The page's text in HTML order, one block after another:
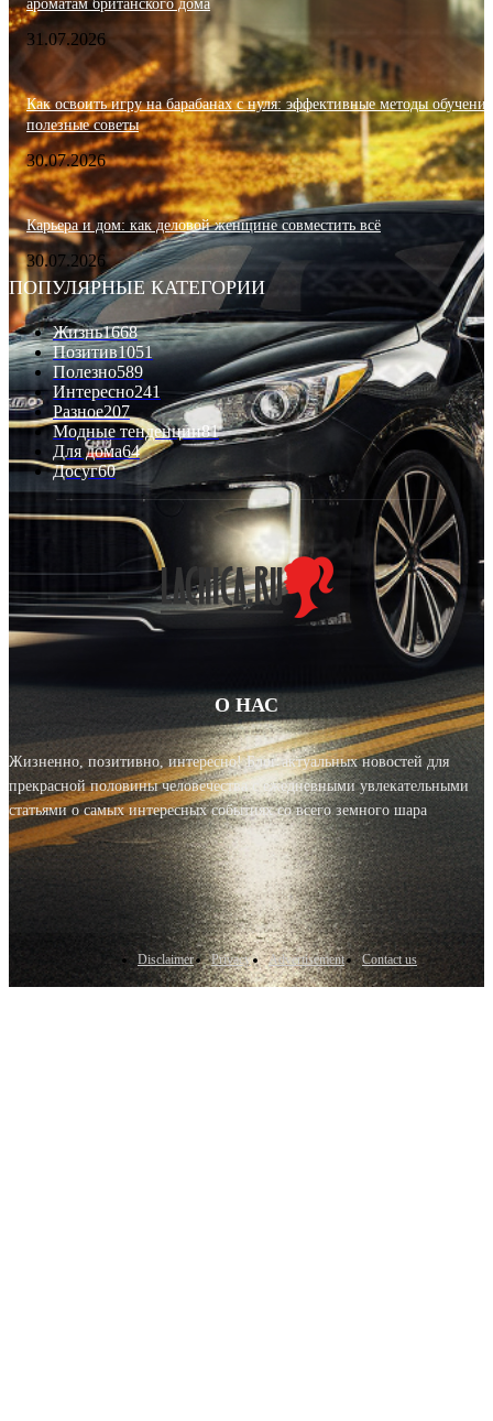
ароматам британского дома
31.07.2026
Как освоить игру на барабанах с нуля: эффективные методы
полезные советы
30.07.2026
Карьера и дом: как деловой женщине совместить всё
30.07.2026
ПОПУЛЯРНЫЕ КАТЕГОРИИ
Жизнь1668
Позитив1051
Полезно589
Интересно241
Разное207
Модные тенденции81
Для дома64
Досуг60
О НАС
Жизненно, позитивно, интересно! Блог актуальных новостей для
прекрасной половины человечества с ежедневными увлекательными
статьями о самых интересных событиях со всего земного шара
Disclaimer Privacy Advertisement Contact us